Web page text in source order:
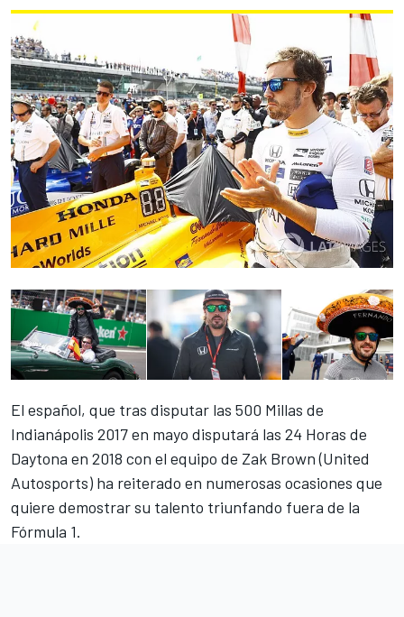
El español, que tras disputar las 500 Millas de
Indianápolis 2017 en mayo disputará las 24 Horas de
Daytona en 2018 con el equipo de Zak Brown (United
Autosports) ha reiterado en numerosas ocasiones que
quiere demostrar su talento triunfando fuera de la
Fórmula 1.